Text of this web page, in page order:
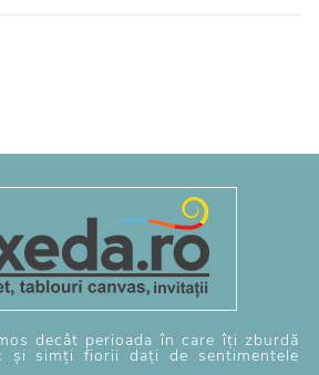
decât perioada în care îți zburdă
și simți fiorii dați de sentimentele